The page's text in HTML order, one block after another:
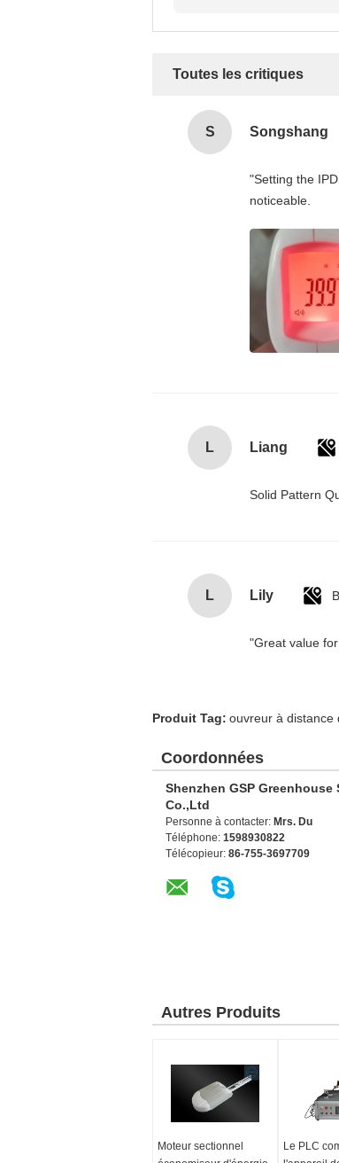
Toutes les critiques
S Songshang
"Setting the
noticeable.
L Liang
Solid Pattern
L Lily
"Great value
Produit Tag: ouvreur à distance
Coordonnées
Shenzhen GSP Greenhouse
Co.,Ltd
Personne à contacter: Mrs. Du
Téléphone: 1598930822
Télécopieur: 86-755-3697709
Autres Produits
Moteur sectionnel
Le PLC